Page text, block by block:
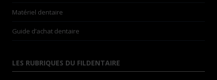
Matériel dentaire
Guide d’achat dentaire
LES RUBRIQUES DU FILDENTAIRE